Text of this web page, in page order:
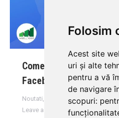
Folosim
Acest site
uri și alte
pentru a vă
de navigare
scopuri:
Comentariile negative
Facebook iti dau batai
Noutati Online Marketing By
Leave a comment